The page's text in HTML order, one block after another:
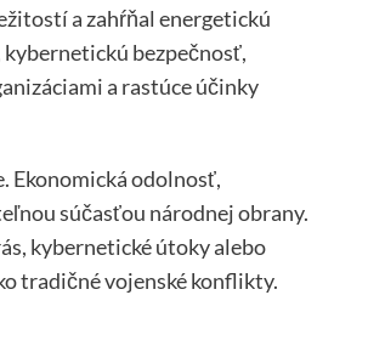
a zahŕňal energetickú
bezpečnosť,
a rastúce účinky
Ekonomická odolnosť,
súčasťou národnej obrany.
kybernetické útoky alebo
tradičné vojenské konflikty.